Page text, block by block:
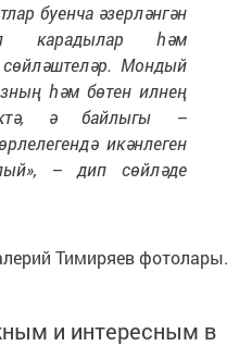
буенча әзерләнгән
карадылар һәм
Мондый
һәм бөтен илнең
ә байлыгы –
икәнлеген
– дип сөйләде
Тимиряев фотолары.
и интересным в